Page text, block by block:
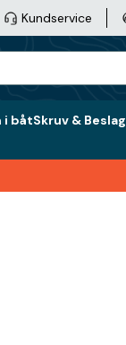
Kundservice
i båtSkruv & Beslag